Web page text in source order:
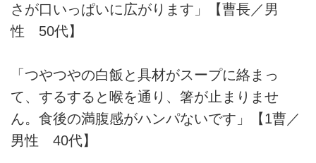
さが口いっぱいに広がります」【曹長／男
性 50代】
「つやつやの白飯と具材がスープに絡まっ
て、するすると喉を通り、箸が止まりませ
ん。食後の満腹感がハンパないです」【1曹／
男性 40代】